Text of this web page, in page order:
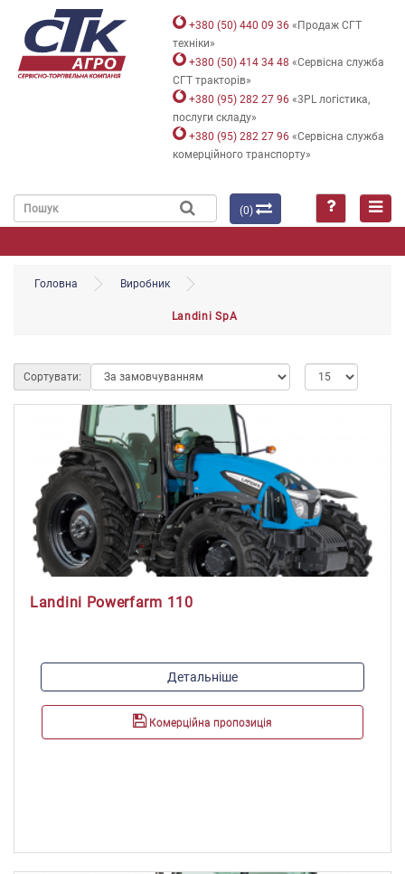
+380 (50) 440 09 36 «Продаж СГТ
техніки»
+380 (50) 414 34 48 «Сервісна служба
СГТ тракторів»
+380 (95) 282 27 96 «3PL логістика,
послуги складу»
+380 (95) 282 27 96 «Сервісна служба
комерційного транспорту»
(0)
Головна Виробник
Landini SpA
Сортувати:
Landini Powerfarm 110
Модель двигуна:
1104
Максимальна потужність, к.с./кВт:
Детальніше
Комерційна пропозиція